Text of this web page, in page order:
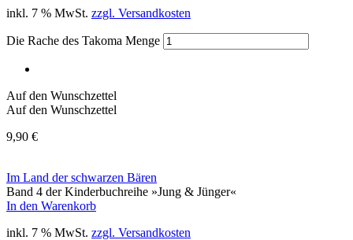
inkl. 7 % MwSt. zzgl. Versandkosten
Die Rache des Takoma Menge
Auf den Wunschzettel
Auf den Wunschzettel
9,90 €
Im Land der schwarzen Bären
Band 4 der Kinderbuchreihe »Jung & Jünger«
In den Warenkorb
inkl. 7 % MwSt. zzgl. Versandkosten